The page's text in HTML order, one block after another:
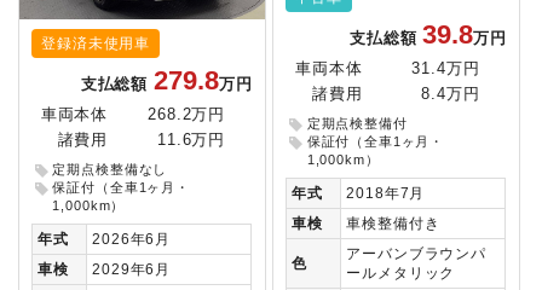
登録済未使用車
支払総額 279.8万円
車両本体
268.2万円
諸費用
11.6万円
定期点検整備なし
保証付（全車1ヶ月・
1,000km）
年式
2026年6月
車検
2029年6月
支払総額39.8万円
車両本体
31.4万円
諸費用
8.4万円
定期点検整備付
保証付（全車1ヶ月・
1,000km）
年式
2018年7月
車検
車検整備付き
色
アーバンブラウンパ
ールメタリック